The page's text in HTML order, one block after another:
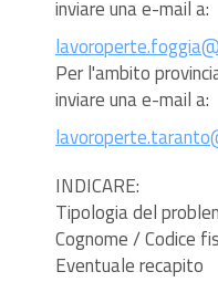
inviare una e-mail a:
Per l'ambito
inviare una e-mail a:
INDICARE:
Tipologia del
Cognome / Codice
Eventuale recapito